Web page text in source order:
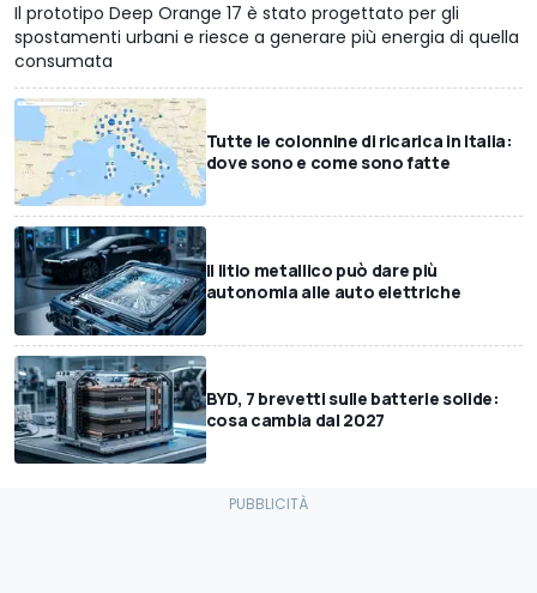
Il prototipo Deep Orange 17 è stato progettato per gli
spostamenti urbani e riesce a generare più energia di quella
consumata
Tutte le colonnine di ricarica in Italia:
dove sono e come sono fatte
Il litio metallico può dare più
autonomia alle auto elettriche
BYD, 7 brevetti sulle batterie solide:
cosa cambia dal 2027